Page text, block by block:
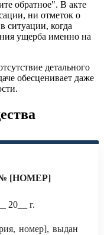
обратное". В акте
ни отметок о
ситуации, когда
ущерба именно на
детального
обесценивает даже
[НОМЕР]
20__ г.
номер], выдан